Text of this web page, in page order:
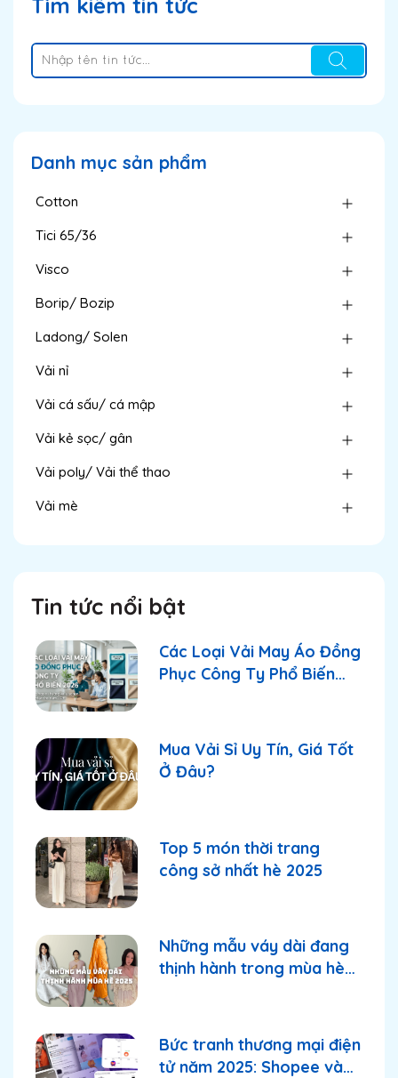
Danh mục sản phẩm
Cotton
Tici 65/36
Visco
Borip/ Bozip
Ladong/ Solen
Vải nỉ
Vải cá sấu/ cá mập
Vải kẻ sọc/ gân
Vải poly/ Vải thể thao
Vải mè
Tin tức nổi bật
Các Loại Vải May Áo Đồng
Phục Công Ty Phổ Biến
Mua Vải Sỉ Uy Tín, Giá Tốt
Ở Đâu?
Top 5 món thời trang
công sở nhất hè 2025
Những mẫu váy dài đang
thịnh hành trong mùa hè
Bức tranh thương mại điện
tử năm 2025: Shopee và